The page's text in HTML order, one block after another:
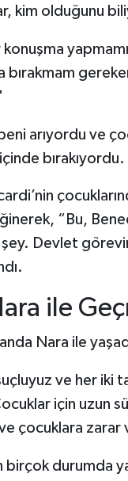
kim olduğunu
bırakmam
arıyordu ve
“Bu,
Devlet
ile
Nara ile
ve her iki
için uzun
çocuklara zarar
birçok durumda